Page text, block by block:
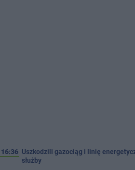
16:36 Uszkodzili gazociąg i linię
służby